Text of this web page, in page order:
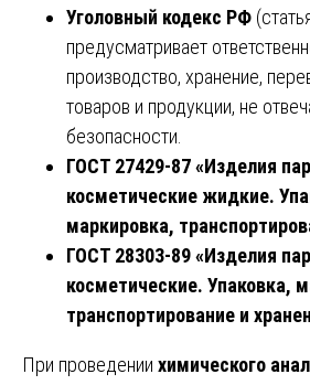
Уголовный кодекс РФ
предусматривает
производство, хранение,
товаров и продукции, не
безопасности.
ГОСТ 27429-87 «Изделия
косметические жидкие.
маркировка,
ГОСТ 28303-89 «Изделия
косметические. Упаковка,
транспортирование и
При проведении химического